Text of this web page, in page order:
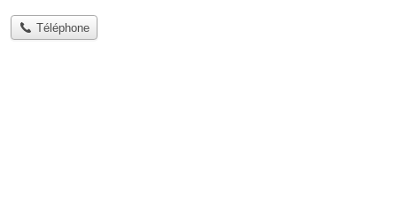
Téléphone